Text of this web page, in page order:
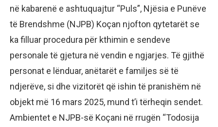
në kabarenë e ashtuquajtur “Puls”, Njësia e Punëve
të Brendshme (NJPB) Koçan njofton qytetarët se
ka filluar procedura për kthimin e sendeve
personale të gjetura në vendin e ngjarjes. Të gjithë
personat e lënduar, anëtarët e familjes së të
ndjerëve, si dhe vizitorët që ishin të pranishëm në
objekt më 16 mars 2025, mund t’i tërheqin sendet.
Ambientet e NJPB-së Koçani në rrugën “Todosija